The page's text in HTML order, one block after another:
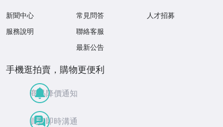
新聞中心
服務說明
常見問答
聯絡客服
最新公告
人才招募
手機逛拍賣，購物更便利
商品降價通知
買賣即時溝通